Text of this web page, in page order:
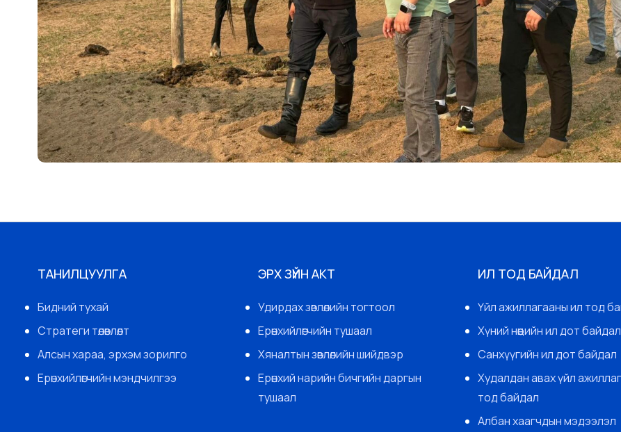
ТАНИЛЦУУЛГА
Бидний тухай
Стратеги төлөвлөлт
Алсын хараа, эрхэм зорилго
Ерөнхийлөгчийн мэндчилгээ
ЭРХ ЗҮЙН АКТ
Удирдах зөвлөлийн тогтоол
Ерөнхийлөгчийн тушаал
Хяналтын зөвлөлийн шийдвэр
Ерөнхий нарийн бичгийн даргын
тушаал
ИЛ ТОД БАЙДАЛ
Үйл ажиллагааны ил тод
Хүний нөөцийн ил дот байдал
Санхүүгийн ил дот байдал
Худалдан авах үйл
тод байдал
Албан хаагчдын мэдээлэл